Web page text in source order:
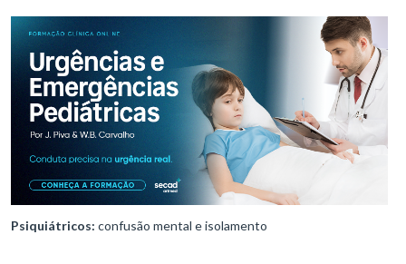
Psiquiátricos: confusão mental e isolamento